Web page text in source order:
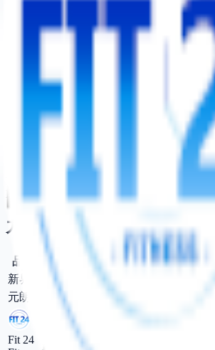
香港
Fit 24 Fitness
FIT24 灣仔店地址
Fenwick Street, 42-50 Lockhart Road, Hong
九龍
品牌 分店
地址
新界
元朗
Fit 24
FIT24
元朗店
地址
元朗西菁街 23 號富達廣
Shop 31-39, G/F, Manhattan
Street, Yuen Long